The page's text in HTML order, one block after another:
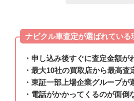
ナビクル車査定が選ばれている
・申し込み後すぐに査定金額が
・最大10社の買取店から最高査
・東証一部上場企業グループが
・電話がかかってくるのが面倒